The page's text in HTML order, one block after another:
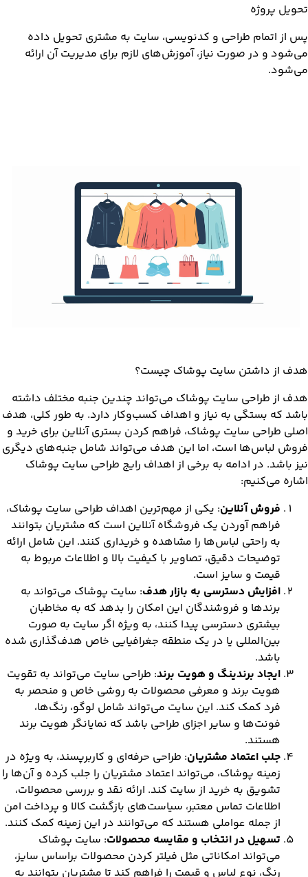
تحویل پروژه
پس از اتمام طراحی و کدنویسی، سایت به مشتری تحویل داده
می‌شود و در صورت نیاز، آموزش‌های لازم برای مدیریت آن ارائه
می‌شود.
هدف از داشتن سایت پوشاک چیست؟
هدف از طراحی سایت پوشاک می‌تواند چندین جنبه مختلف داشته
باشد که بستگی به نیاز و اهداف کسب‌وکار دارد. به طور کلی، هدف
اصلی طراحی سایت پوشاک، فراهم کردن بستری آنلاین برای خرید و
فروش لباس‌ها است، اما این هدف می‌تواند شامل جنبه‌های دیگری
نیز باشد. در ادامه به برخی از اهداف رایج طراحی سایت پوشاک
اشاره می‌کنیم:
فروش آنلاین: یکی از مهم‌ترین اهداف طراحی سایت پوشاک،
فراهم آوردن یک فروشگاه آنلاین است که مشتریان بتوانند
به راحتی لباس‌ها را مشاهده و خریداری کنند. این شامل ارائه
توضیحات دقیق، تصاویر با کیفیت بالا و اطلاعات مربوط به
قیمت و سایز است.
افزایش دسترسی به بازار هدف: سایت پوشاک می‌تواند به
برندها و فروشندگان این امکان را بدهد که به مخاطبان
بیشتری دسترسی پیدا کنند، به ویژه اگر سایت به صورت
بین‌المللی یا در یک منطقه جغرافیایی خاص هدف‌گذاری شده
باشد.
ایجاد برندینگ و هویت برند: طراحی سایت می‌تواند به تقویت
هویت برند و معرفی محصولات به روشی خاص و منحصر به
فرد کمک کند. این سایت می‌تواند شامل لوگو، رنگ‌ها،
فونت‌ها و سایر اجزای طراحی باشد که نمایانگر هویت برند
هستند.
جلب اعتماد مشتریان: طراحی حرفه‌ای و کاربرپسند، به ویژه در
زمینه پوشاک، می‌تواند اعتماد مشتریان را جلب کرده و آن‌ها را
تشویق به خرید از سایت کند. ارائه نقد و بررسی محصولات،
اطلاعات تماس معتبر، سیاست‌های بازگشت کالا و پرداخت امن
از جمله عواملی هستند که می‌توانند در این زمینه کمک کنند.
تسهیل در انتخاب و مقایسه محصولات: سایت پوشاک
می‌تواند امکاناتی مثل فیلتر کردن محصولات براساس سایز،
رنگ، نوع لباس و قیمت را فراهم کند تا مشتریان بتوانند به